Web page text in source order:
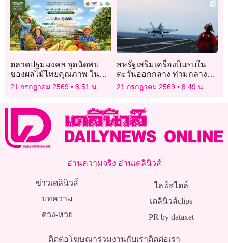
ตลาดปฐมมงคล จุดนัดพบ
ของผลไม้ไทยคุณภาพ ใน
กิจกรรม “Thailand : The
Land of Tropical Fruits
21 กรกฎาคม 2569 8:51 น.
สหรัฐเสริมเครื่องบินรบใน
ตะวันออกกลาง ท่ามกลางศึก
อิหร่านตึงเครียด
21 กรกฎาคม 2569 8:49 น.
อ่านความจริง อ่านเดลินิวส์
ข่าวเดลินิวส์
บทความ
ดวง-หวย
ไลฟ์สไตล์
เดลินิวส์clips
PR by dataxet
ติดต่อโฆษณาร่วมงานกับเราติดต่อเรา